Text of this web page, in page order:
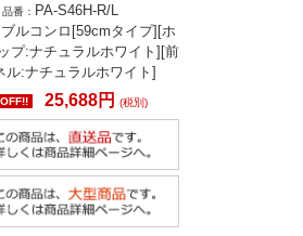
品番： PA-S46H-R/L
ルコンロ[59cmタイプ][ホ
プ:ナチュラルホワイト][前
ル:ナチュラルホワイト]
25,688円 (税別)